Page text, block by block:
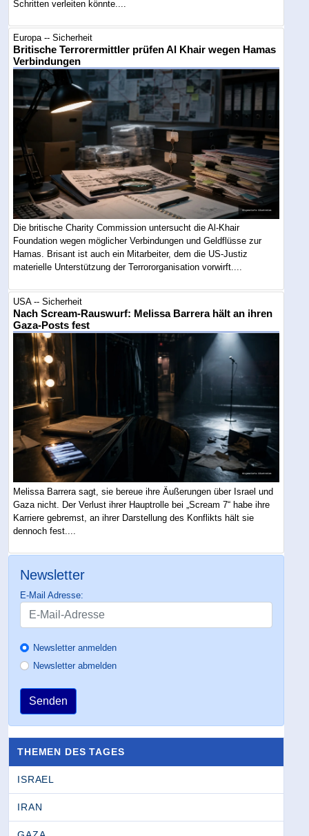
Schritten verleiten könnte....
Europa -- Sicherheit
Britische Terrorermittler prüfen Al Khair wegen Hamas
Verbindungen
Die britische Charity Commission untersucht die Al-Khair
Foundation wegen möglicher Verbindungen und Geldflüsse zur
Hamas. Brisant ist auch ein Mitarbeiter, dem die US-Justiz
materielle Unterstützung der Terrororganisation vorwirft....
USA -- Sicherheit
Nach Scream-Rauswurf: Melissa Barrera hält an ihren
Gaza-Posts fest
Melissa Barrera sagt, sie bereue ihre Äußerungen über Israel und
Gaza nicht. Der Verlust ihrer Hauptrolle bei „Scream 7“ habe ihre
Karriere gebremst, an ihrer Darstellung des Konflikts hält sie
dennoch fest....
Newsletter
E-Mail Adresse:
Newsletter anmelden
Newsletter abmelden
Senden
THEMEN DES TAGES
ISRAEL
IRAN